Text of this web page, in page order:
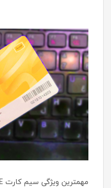
مهمترین ویژگی سیم کارت TD-LTE :